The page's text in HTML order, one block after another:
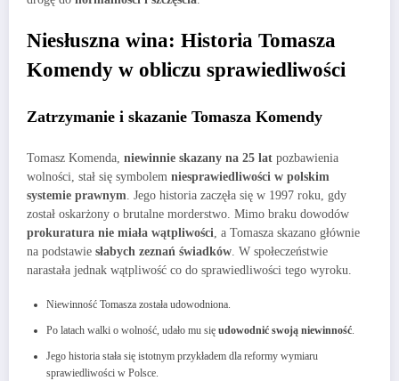
Niesłuszna wina: Historia Tomasza
Komendy w obliczu sprawiedliwości
Zatrzymanie i skazanie Tomasza Komendy
Tomasz Komenda, niewinnie skazany na 25 lat pozbawienia
wolności, stał się symbolem niesprawiedliwości w polskim
systemie prawnym. Jego historia zaczęła się w 1997 roku, gdy
został oskarżony o brutalne morderstwo. Mimo braku dowodów
prokuratura nie miała wątpliwości, a Tomasza skazano głównie
na podstawie słabych zeznań świadków. W społeczeństwie
narastała jednak wątpliwość co do sprawiedliwości tego wyroku.
Niewinność Tomasza została udowodniona.
Po latach walki o wolność, udało mu się udowodnić swoją niewinność.
Jego historia stała się istotnym przykładem dla reformy wymiaru
sprawiedliwości w Polsce.